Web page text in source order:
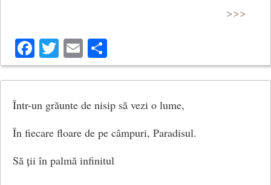
>>>
Facebook
Twitter
Email
Într-un grăunte de nisip să vezi o lume,
În fiecare floare de pe câmpuri, Paradisul.
Să ții în palmă infinitul